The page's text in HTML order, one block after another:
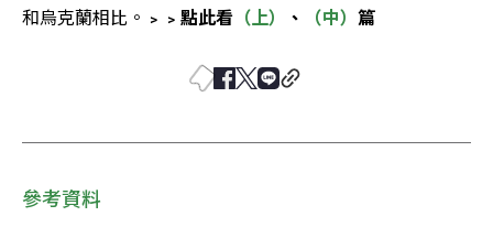
和烏克蘭相比。 ﹥﹥點此看 （上） 、 （中） 篇
參考資料